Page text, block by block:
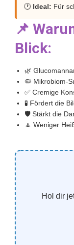
🕐 Ideal: Für
📌
Blick:
🌿
🦠 Mikrobiom-
✅ Cremige
🧪 Fördert die
🛡️ Stärkt die
🧘 Weniger
Hol dir